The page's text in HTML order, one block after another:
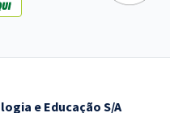
e Educação S/A